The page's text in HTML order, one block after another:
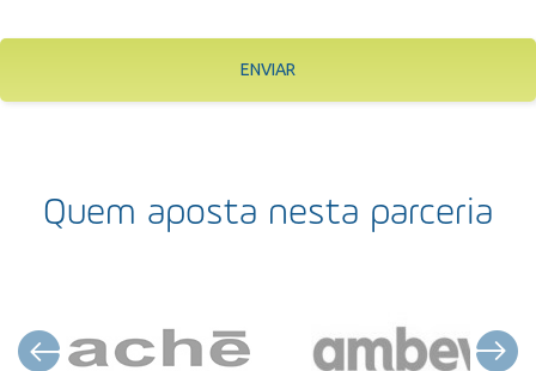
ENVIAR
Quem aposta nesta parceria